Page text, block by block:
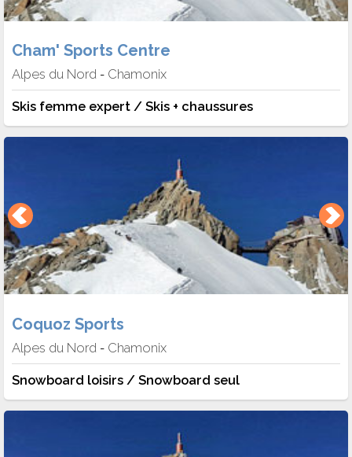
Cham' Sports Centre
Alpes du Nord - Chamonix
Skis femme expert / Skis + chaussures
Coquoz Sports
Alpes du Nord - Chamonix
Snowboard loisirs / Snowboard seul